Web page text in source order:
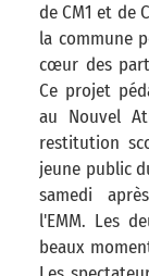
de CM1 et de
la commune
cœur des
Ce projet
au Nouvel
restitution
jeune public
samedi
l'EMM. Les
beaux